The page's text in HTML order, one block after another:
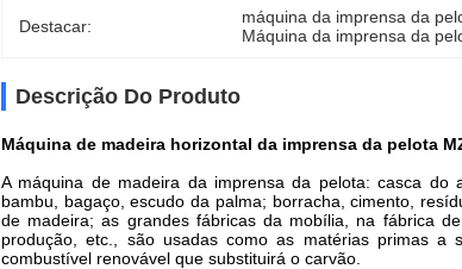
Destacar: máquina da imprensa da
Máquina da imprensa da
Descrição Do Produto
Máquina de madeira horizontal da imprensa da pelota
A máquina de madeira da imprensa da pelota: casca
bambu, bagaço, escudo da palma; borracha, cimento,
de madeira; as grandes fábricas da mobília, na fábrica
produção, etc., são usadas como as matérias primas
combustível renovável que substituirá o carvão.